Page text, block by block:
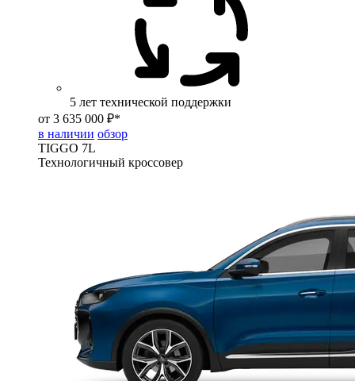
5 лет технической поддержки
от 3 635 000 ₽*
в наличии обзор
TIGGO 7L
Технологичный кроссовер